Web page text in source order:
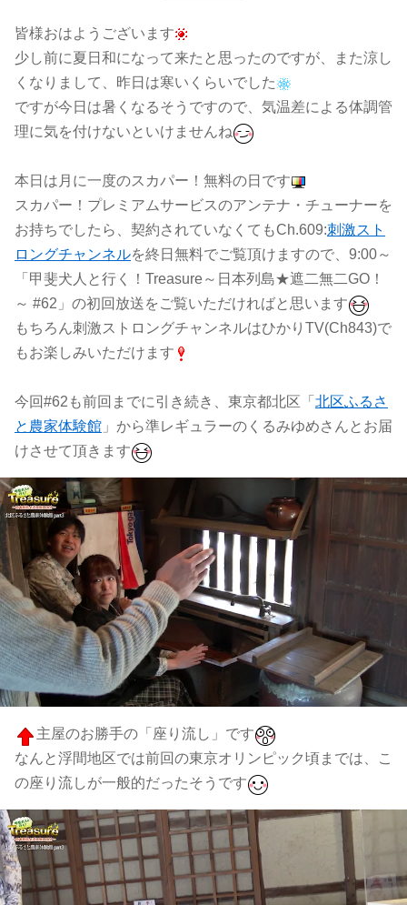
皆様おはようございます
少し前に夏日和になって来たと思ったのですが、また涼し
くなりまして、昨日は寒いくらいでした
ですが今日は暑くなるそうですので、気温差による体調管
理に気を付けないといけませんね
本日は月に一度のスカパー！無料の日です
スカパー！プレミアムサービスのアンテナ・チューナーを
お持ちでしたら、契約されていなくてもCh.609:刺激スト
ロングチャンネルを終日無料でご覧頂けますので、9:00～
「甲斐犬人と行く！Treasure～日本列島★遮二無二GO！
～ #62」の初回放送をご覧いただければと思います
もちろん刺激ストロングチャンネルはひかりTV(Ch843)で
もお楽しみいただけます
今回#62も前回までに引き続き、東京都北区「 北区ふるさ
と農家体験館 」から準レギュラーのくるみゆめさんとお届
けさせて頂きます
主屋のお勝手の「座り流し」です
なんと浮間地区では前回の東京オリンピック頃までは、こ
の座り流しが一般的だったそうです